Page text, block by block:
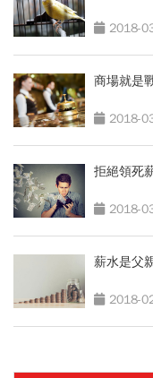
2018-
商場就是
2018-
拒絕領死
2018-
薪水是父
2018-